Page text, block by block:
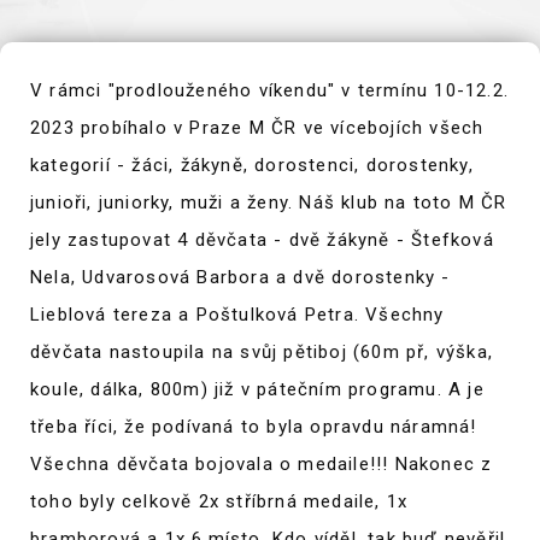
V rámci "prodlouženého víkendu" v termínu 10-12.2.
2023 probíhalo v Praze M ČR ve vícebojích všech
kategorií - žáci, žákyně, dorostenci, dorostenky,
junioři, juniorky, muži a ženy. Náš klub na toto M ČR
jely zastupovat 4 děvčata - dvě žákyně - Štefková
Nela, Udvarosová Barbora a dvě dorostenky -
Lieblová tereza a Poštulková Petra. Všechny
děvčata nastoupila na svůj pětiboj (60m př, výška,
koule, dálka, 800m) již v pátečním programu. A je
třeba říci, že podívaná to byla opravdu náramná!
Všechna děvčata bojovala o medaile!!! Nakonec z
toho byly celkově 2x stříbrná medaile, 1x